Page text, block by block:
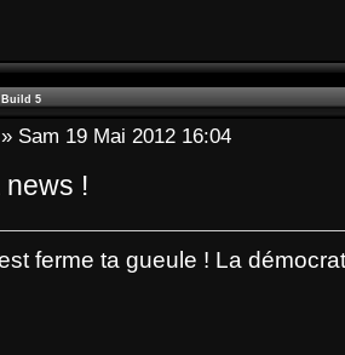
Build 5
» Sam 19 Mai 2012 16:04
!
ferme ta gueule ! La